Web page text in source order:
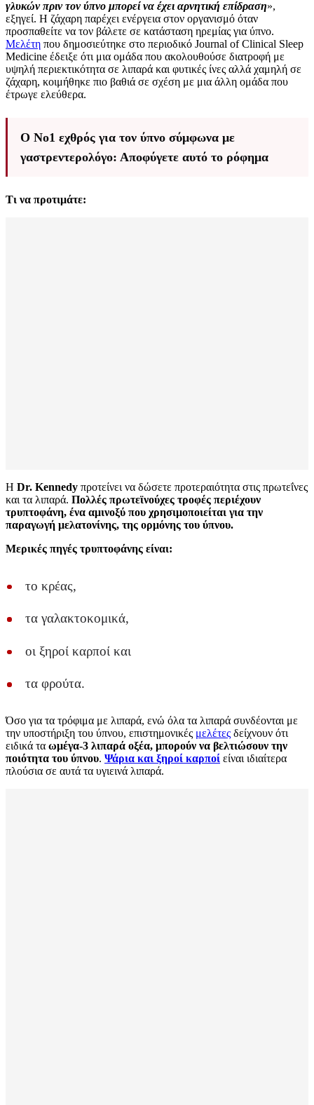
γλυκών πριν τον ύπνο μπορεί να έχει αρνητική επίδραση»,
εξηγεί. Η ζάχαρη παρέχει ενέργεια στον οργανισμό όταν
προσπαθείτε να τον βάλετε σε κατάσταση ηρεμίας για ύπνο.
Μελέτη που δημοσιεύτηκε στο περιοδικό Journal of Clinical Sleep
Medicine έδειξε ότι μια ομάδα που ακολουθούσε διατροφή με
υψηλή περιεκτικότητα σε λιπαρά και φυτικές ίνες αλλά χαμηλή σε
ζάχαρη, κοιμήθηκε πιο βαθιά σε σχέση με μια άλλη ομάδα που
έτρωγε ελεύθερα.
Ο Νο1 εχθρός για τον ύπνο σύμφωνα με
γαστρεντερολόγο: Αποφύγετε αυτό το ρόφημα
Τι να προτιμάτε:
Η Dr. Kennedy προτείνει να δώσετε προτεραιότητα στις πρωτεΐνες
και τα λιπαρά. Πολλές πρωτεϊνούχες τροφές περιέχουν
τρυπτοφάνη, ένα αμινοξύ που χρησιμοποιείται για την
παραγωγή μελατονίνης, της ορμόνης του ύπνου.
Μερικές πηγές τρυπτοφάνης είναι:
το κρέας,
τα γαλακτοκομικά,
οι ξηροί καρποί και
τα φρούτα.
Όσο για τα τρόφιμα με λιπαρά, ενώ όλα τα λιπαρά συνδέονται με
την υποστήριξη του ύπνου, επιστημονικές μελέτες δείχνουν ότι
ειδικά τα ωμέγα-3 λιπαρά οξέα, μπορούν να βελτιώσουν την
ποιότητα του ύπνου. Ψάρια και ξηροί καρποί είναι ιδιαίτερα
πλούσια σε αυτά τα υγιεινά λιπαρά.